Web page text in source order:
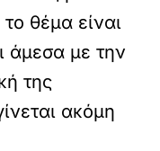
θέμα είναι
άμεσα με την
της
ακόμη